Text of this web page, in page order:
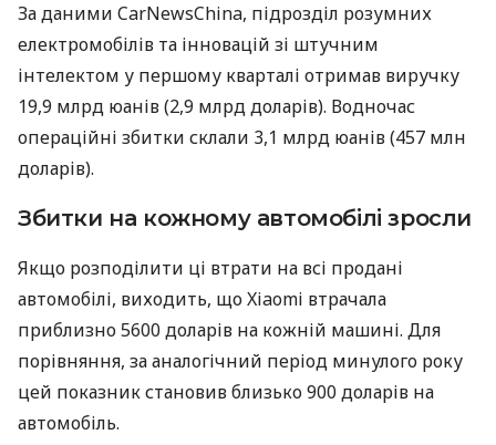
За даними CarNewsChina, підрозділ розумних
електромобілів та інновацій зі штучним
інтелектом у першому кварталі отримав виручку
19,9 млрд юанів (2,9 млрд доларів). Водночас
операційні збитки склали 3,1 млрд юанів (457 млн
доларів).
Збитки на кожному автомобілі зросли
Якщо розподілити ці втрати на всі продані
автомобілі, виходить, що Xiaomi втрачала
приблизно 5600 доларів на кожній машині. Для
порівняння, за аналогічний період минулого року
цей показник становив близько 900 доларів на
автомобіль.